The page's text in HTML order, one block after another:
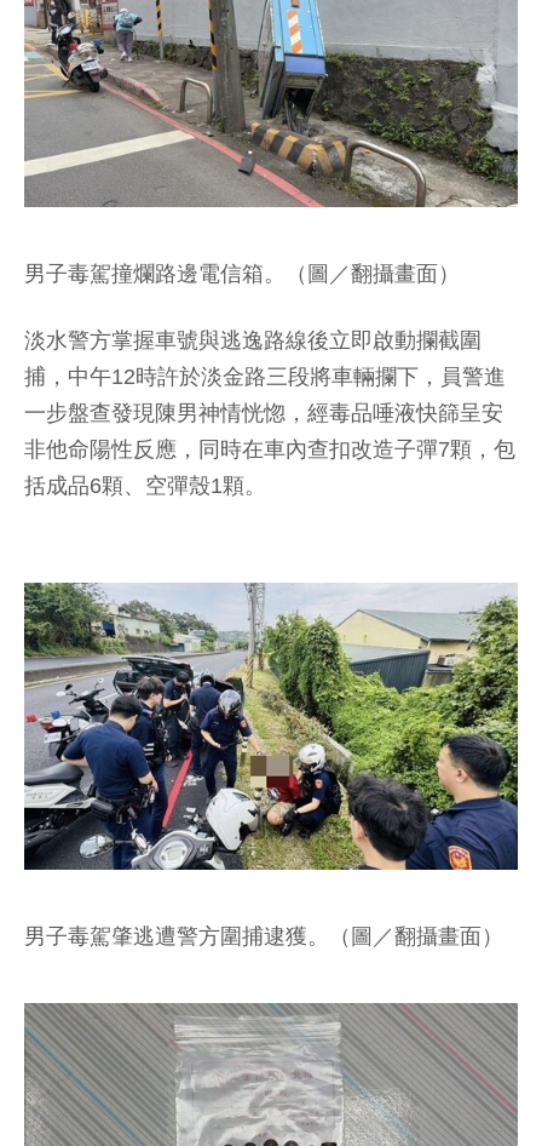
男子毒駕撞爛路邊電信箱。（圖／翻攝畫面）
淡水警方掌握車號與逃逸路線後立即啟動攔截圍
捕，中午12時許於淡金路三段將車輛攔下，員警進
一步盤查發現陳男神情恍惚，經毒品唾液快篩呈安
非他命陽性反應，同時在車內查扣改造子彈7顆，包
括成品6顆、空彈殼1顆。
男子毒駕肇逃遭警方圍捕逮獲。（圖／翻攝畫面）